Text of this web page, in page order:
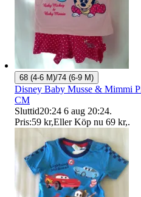
68 (4-6 M)/74 (6-9 M)
Disney Baby Musse & Mimmi
CM
Sluttid20:24 6 aug 20:24.
Pris:59 kr,Eller Köp nu 69 kr,.